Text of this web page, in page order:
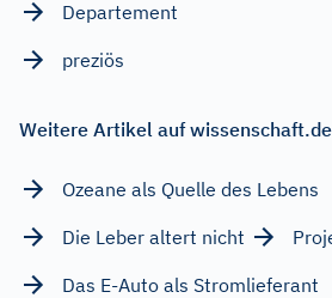
Departement
preziös
Weitere Artikel auf wissenschaft.de
Ozeane als Quelle des Lebens
Die Leber altert nicht
Das E-Auto als Stromlieferant